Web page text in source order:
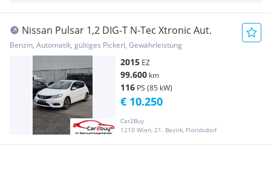
Nissan Pulsar 1,2 DIG-T N-Tec Xtronic Aut.
Benzin, Automatik, gültiges Pickerl, Gewährleistung
2015 EZ
99.600 km
116 PS (85 kW)
Car2Buy
1210 Wien, 21. Bezirk, Floridsdorf
€ 10.250